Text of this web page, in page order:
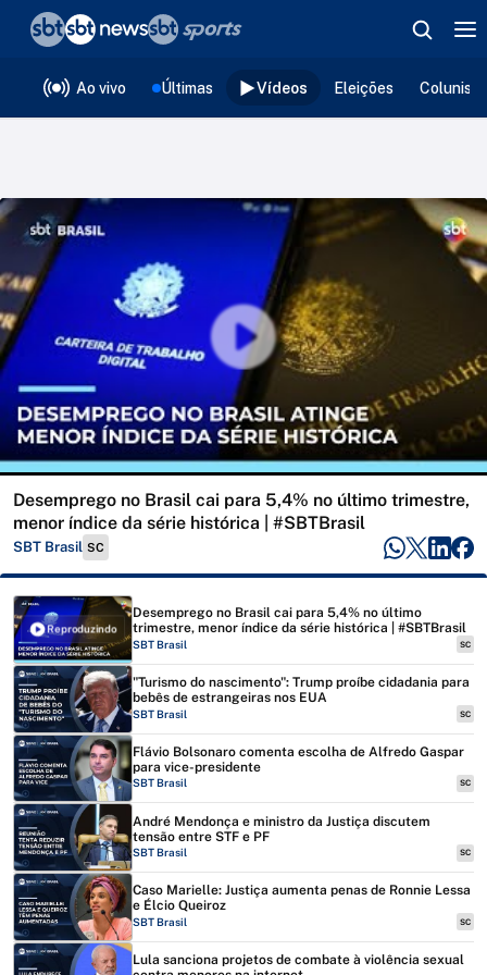
Ao vivo Últimas Vídeos Eleições
Desemprego no Brasil cai para 5,4% no último trimestre,
menor índice da série histórica | #SBTBrasil
SBT Brasil SC
Reproduzindo
Desemprego no Brasil cai para 5,4% no último
trimestre, menor índice da série histórica | #SBTBrasil
SBT Brasil SC
"Turismo do nascimento": Trump proíbe cidadania para
bebês de estrangeiras nos EUA
SBT Brasil SC
Flávio Bolsonaro comenta escolha de Alfredo Gaspar
para vice-presidente
SBT Brasil SC
André Mendonça e ministro da Justiça discutem
tensão entre STF e PF
SBT Brasil SC
Caso Marielle: Justiça aumenta penas de Ronnie Lessa
e Élcio Queiroz
SBT Brasil SC
Lula sanciona projetos de combate à violência sexual
❮voltar
Editorias